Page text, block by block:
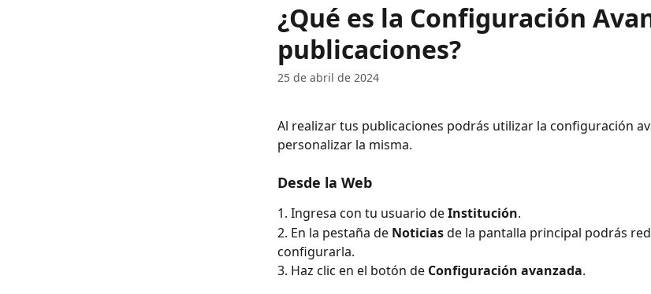
¿Qué es la Configuración
publicaciones?
25 de abril de 2024
Al realizar tus publicaciones podrás utilizar la configuración
personalizar la misma.
Desde la Web
1. Ingresa con tu usuario de Institución.
2. En la pestaña de Noticias de la pantalla principal podrás
configurarla.
3. Haz clic en el botón de Configuración avanzada.